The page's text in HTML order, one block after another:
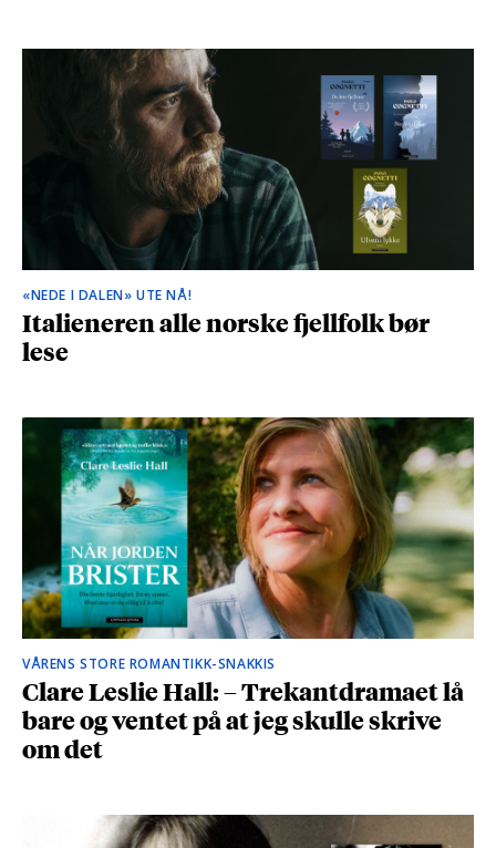
«NEDE I DALEN» UTE NÅ!
Italieneren alle norske fjellfolk bør
lese
VÅRENS STORE ROMANTIKK-SNAKKIS
Clare Leslie Hall: – Trekantdramaet lå
bare og ventet på at jeg skulle skrive
om det